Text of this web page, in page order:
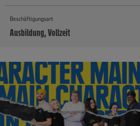
Beschäftigungsart
Ausbildung, Vollzeit